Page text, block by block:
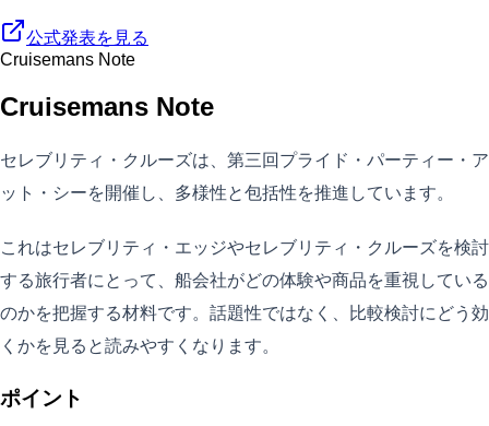
公式発表を見る
Cruisemans Note
Cruisemans Note
セレブリティ・クルーズは、第三回プライド・パーティー・ア
ット・シーを開催し、多様性と包括性を推進しています。
これはセレブリティ・エッジやセレブリティ・クルーズを検討
する旅行者にとって、船会社がどの体験や商品を重視している
のかを把握する材料です。話題性ではなく、比較検討にどう効
くかを見ると読みやすくなります。
ポイント